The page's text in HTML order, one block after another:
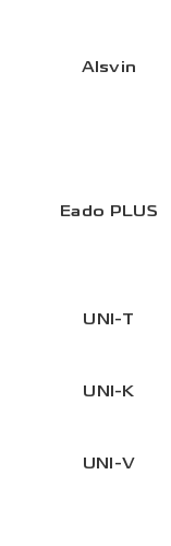
Alsvin
Eado PLUS
UNI-T
UNI-K
UNI-V